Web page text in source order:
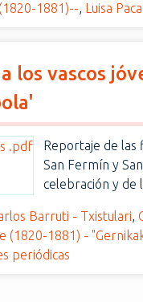
1881)--, Luisa
los vascos
Reportaje de las
San Fermín y
celebración y de
Barruti - Txistulari,
(1820-1881) -
periódicas